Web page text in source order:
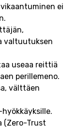
ei
valtuutuksen
useaa reittiä
perillemeno.
välttäen
(Zero-Trust